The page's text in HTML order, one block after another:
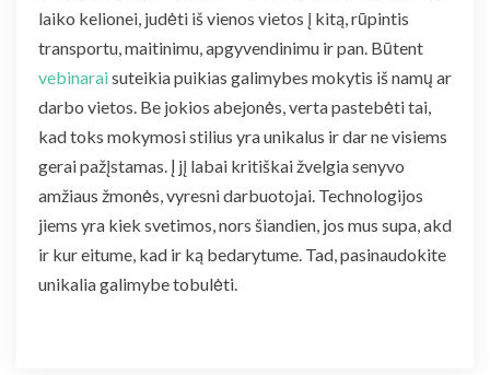
laiko kelionei, judėti iš vienos vietos į kitą, rūpintis
transportu, maitinimu, apgyvendinimu ir pan. Būtent
vebinaraisuteikia puikias galimybes mokytis iš namų ar
darbo vietos. Be jokios abejonės, verta pastebėti tai,
kad toks mokymosi stilius yra unikalus ir dar ne visiems
gerai pažįstamas. Į jį labai kritiškai žvelgia senyvo
amžiaus žmonės, vyresni darbuotojai. Technologijos
jiems yra kiek svetimos, nors šiandien, jos mus supa, akd
ir kur eitume, kad ir ką bedarytume. Tad, pasinaudokite
unikalia galimybe tobulėti.